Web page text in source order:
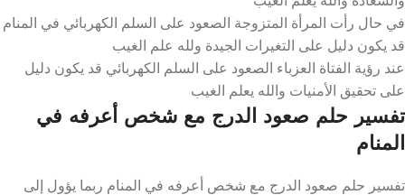
في حال رأت المرأة المتزوجة الصعود على السلم الكهربائي في المنام
قد يكون دليل على التغيرات الجيدة ولله علم الغيب
عند رؤية الفتاة العزباء الصعود على السلم الكهربائي قد يكون دليل
على تحقيق الأمنيات والله يعلم الغيب
تفسير حلم صعود الدرج مع شخص أعرفه في
المنام
تفسير حلم صعود الدرج مع شخص أعرفه في المنام ربما يؤول إلى